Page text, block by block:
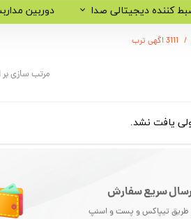
کننده دیجیتالی صدا دوربین
3111 اگهی ترب
مرتب سازی
یافت نشد.
سریع سفارش
طریق تیپاکس و پست و اسنپ